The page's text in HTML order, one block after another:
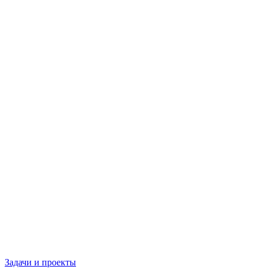
Задачи и проекты